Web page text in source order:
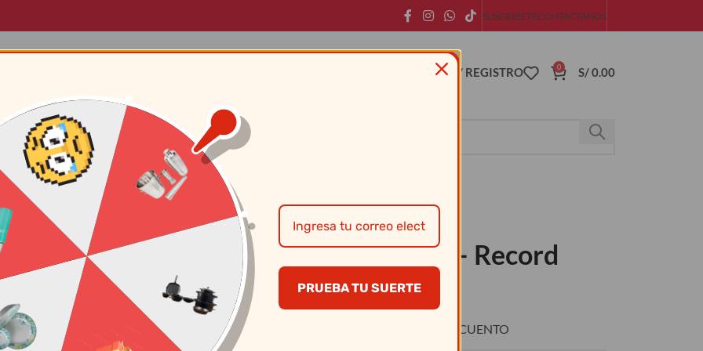
SUSCRÍBETECONTÁCTANOS
ACCESO / REGISTRO 0 S/0.00
Tetera A/Inox Silver 2.5 Lt – Record
207.40
CANTIDAD DESCUENTO
PRUEBA TU SUERTE